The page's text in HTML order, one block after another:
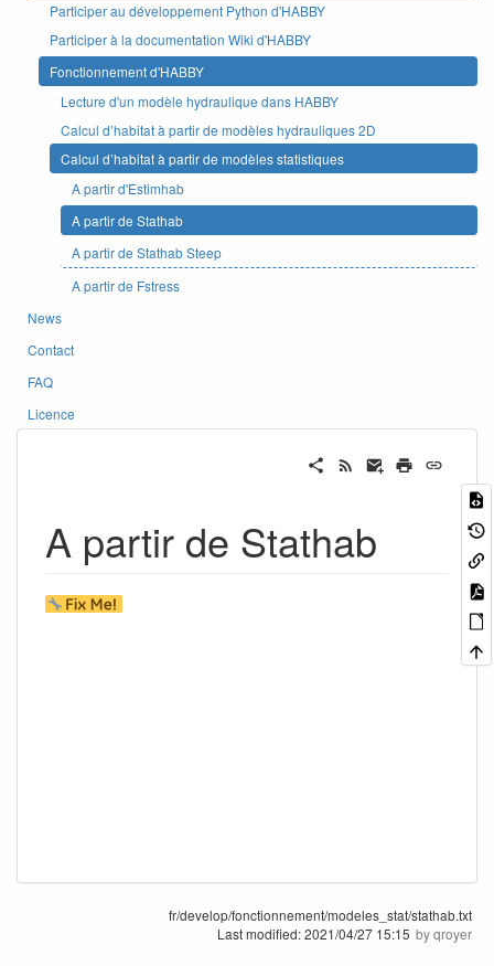
Participer au développement Python d'HABBY
Participer à la documentation Wiki d'HABBY
Fonctionnement d'HABBY
Lecture d'un modèle hydraulique dans HABBY
Calcul d’habitat à partir de modèles hydrauliques 2D
Calcul d’habitat à partir de modèles statistiques
A partir d'Estimhab
A partir de Stathab
A partir de Stathab Steep
A partir de Fstress
News
Contact
FAQ
Licence
A partir de Stathab
fr/develop/fonctionnement/modeles_stat/stathab.txt
Last modified:2021/04/27 15:15 byqroyer